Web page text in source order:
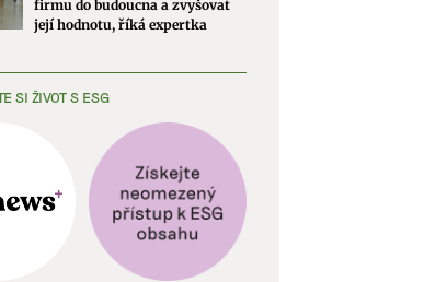
firmu do budoucna a zvyšovat
její hodnotu, říká expertka
SI ŽIVOT S ESG